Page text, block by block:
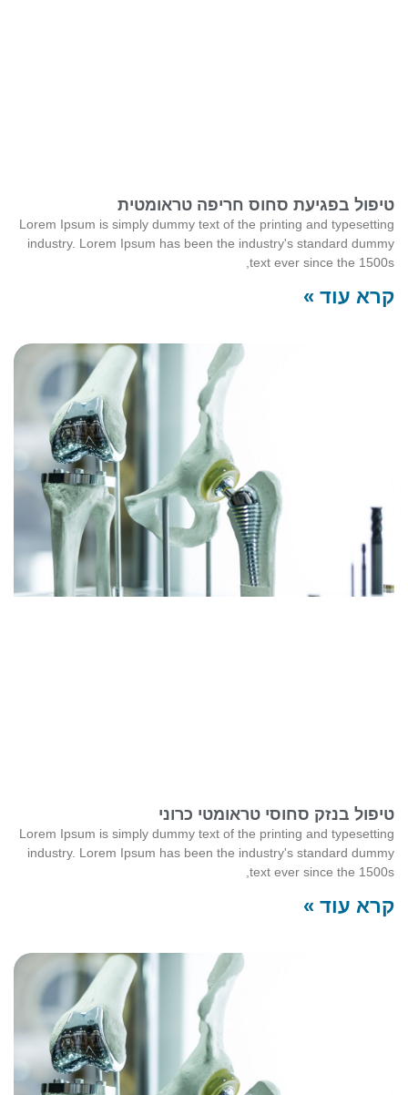
טיפול בפגיעת סחוס חריפה טראומטית
Lorem Ipsum is simply dummy text of the printing and typesetting
industry. Lorem Ipsum has been the industry's standard dummy
text ever since the 1500s,
קרא עוד »
טיפול בנזק סחוסי טראומטי כרוני
Lorem Ipsum is simply dummy text of the printing and typesetting
industry. Lorem Ipsum has been the industry's standard dummy
text ever since the 1500s,
קרא עוד »